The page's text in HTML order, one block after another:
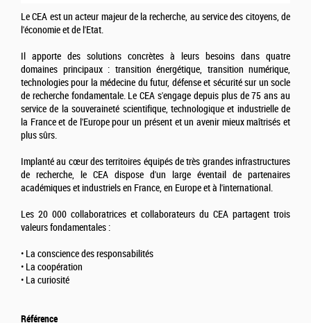
Le CEA est un acteur majeur de la recherche, au service des citoyens, de
l'économie et de l'Etat.
Il apporte des solutions concrètes à leurs besoins dans quatre
domaines principaux : transition énergétique, transition numérique,
technologies pour la médecine du futur, défense et sécurité sur un socle
de recherche fondamentale. Le CEA s'engage depuis plus de 75 ans au
service de la souveraineté scientifique, technologique et industrielle de
la France et de l'Europe pour un présent et un avenir mieux maîtrisés et
plus sûrs.
Implanté au cœur des territoires équipés de très grandes infrastructures
de recherche, le CEA dispose d'un large éventail de partenaires
académiques et industriels en France, en Europe et à l'international.
Les 20 000 collaboratrices et collaborateurs du CEA partagent trois
valeurs fondamentales :
• La conscience des responsabilités
• La coopération
• La curiosité
Référence